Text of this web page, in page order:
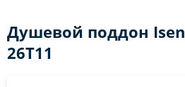
Душевой поддон Isen
26T11